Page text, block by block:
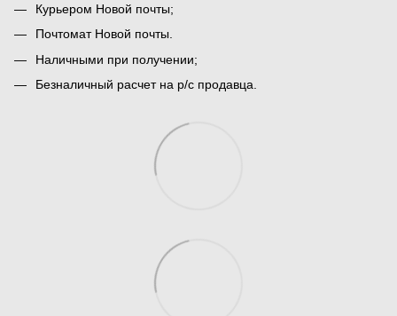
Курьером Новой почты;
Почтомат Новой почты.
Наличными при получении;
Безналичный расчет на р/с продавца.